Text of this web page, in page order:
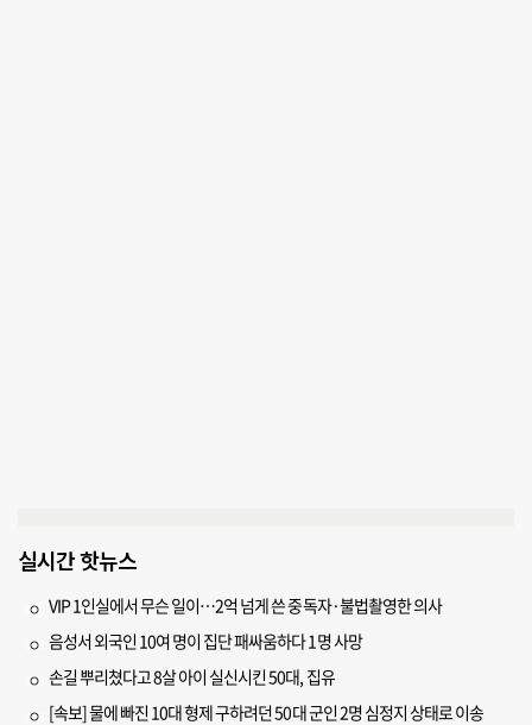
실시간 핫뉴스
VIP 1인실에서 무슨 일이…2억 넘게 쓴 중독자·불법촬영한 의사
음성서 외국인 10여 명이 집단 패싸움하다 1명 사망
손길 뿌리쳤다고 8살 아이 실신시킨 50대, 집유
[속보] 물에 빠진 10대 형제 구하려던 50대 군인 2명 심정지 상태로 이송